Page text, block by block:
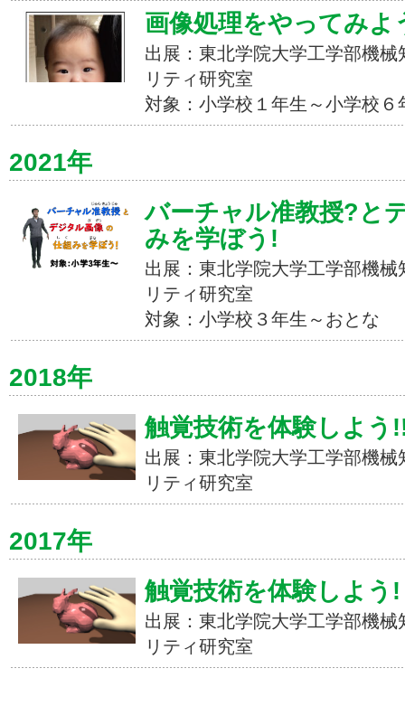
画像処理をやってみよ
出展：東北学院大学工学部機
リティ研究室
対象：小学校１年生～小学校６
2021年
バーチャル准教授?と
みを学ぼう!
出展：東北学院大学工学部機
リティ研究室
対象：小学校３年生～おとな
2018年
触覚技術を体験しよう
出展：東北学院大学工学部機
リティ研究室
2017年
触覚技術を体験しよう!
出展：東北学院大学工学部機
リティ研究室